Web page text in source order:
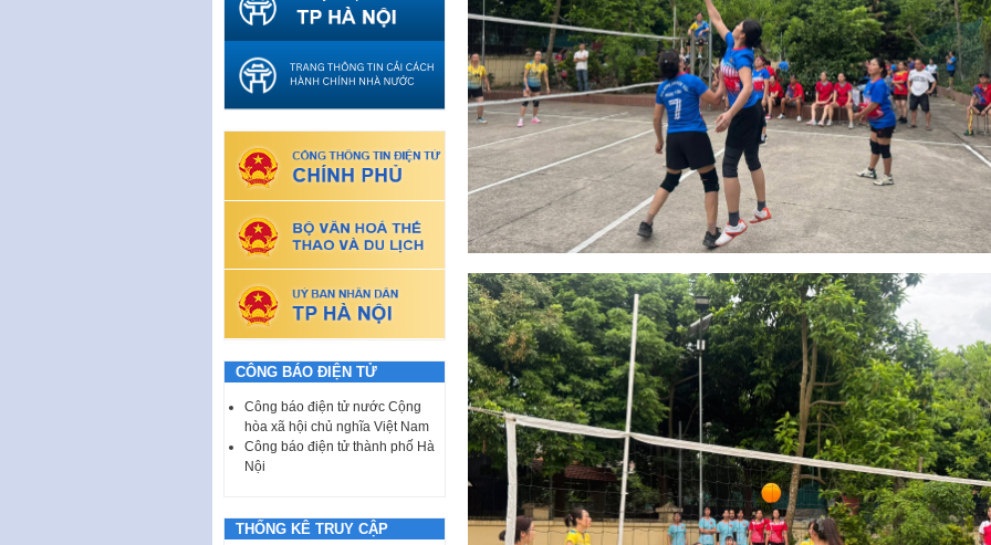
CÔNG BÁO ĐIỆN TỬ
Công báo điện tử nước Cộng
hòa xã hội chủ nghĩa Việt Nam
Công báo điện tử thành phố Hà
Nội
THỐNG KÊ TRUY CẬP